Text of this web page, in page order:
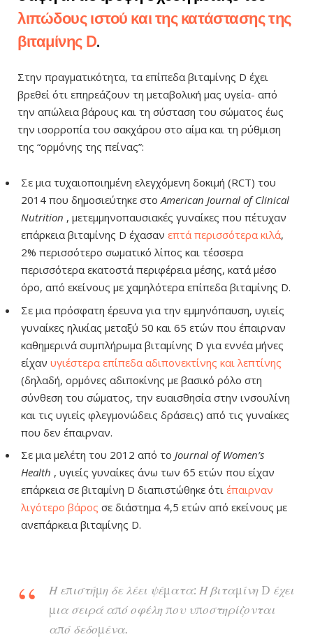
λιπώδους ιστού και της κατάστασης της
βιταμίνης D.
Στην πραγματικότητα, τα επίπεδα βιταμίνης D έχει
βρεθεί ότι επηρεάζουν τη μεταβολική μας υγεία- από
την απώλεια βάρους και τη σύσταση του σώματος έως
την ισορροπία του σακχάρου στο αίμα και τη ρύθμιση
της “ορμόνης της πείνας”:
Σε μια τυχαιοποιημένη ελεγχόμενη δοκιμή (RCT) του
2014 που δημοσιεύτηκε στοAmerican Journal of Clinical
Nutrition , μετεμμηνοπαυσιακές γυναίκες που πέτυχαν
επάρκεια βιταμίνης D έχασαν επτά περισσότερα κιλά,
2% περισσότερο σωματικό λίπος και τέσσερα
περισσότερα εκατοστά περιφέρεια μέσης, κατά μέσο
όρο, από εκείνους με χαμηλότερα επίπεδα βιταμίνης D.
Σε μια πρόσφατη έρευνα για την εμμηνόπαυση, υγιείς
γυναίκες ηλικίας μεταξύ 50 και 65 ετών που έπαιρναν
καθημερινά συμπλήρωμα βιταμίνης D για εννέα μήνες
είχαν υγιέστερα επίπεδα αδιπονεκτίνης και λεπτίνης
(δηλαδή, ορμόνες αδιποκίνης με βασικό ρόλο στη
σύνθεση του σώματος, την ευαισθησία στην ινσουλίνη
και τις υγιείς φλεγμονώδεις δράσεις) από τις γυναίκες
που δεν έπαιρναν.
Σε μια μελέτη του 2012 από το Journal of Women’s
Health , υγιείς γυναίκες άνω των 65 ετών που είχαν
επάρκεια σε βιταμίνη D διαπιστώθηκε ότι έπαιρναν
λιγότερο βάρος σε διάστημα 4,5 ετών από εκείνους με
ανεπάρκεια βιταμίνης D.
Η επιστήμη δε λέει ψέματα: Η βιταμίνη D έχει
μια σειρά από οφέλη που υποστηρίζονται
από δεδομένα.